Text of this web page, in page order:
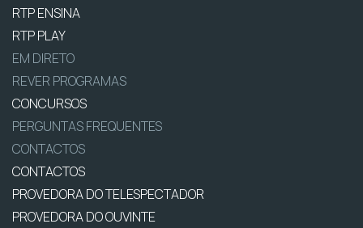
RTP ENSINA
RTP PLAY
EM DIRETO
REVER PROGRAMAS
CONCURSOS
PERGUNTAS FREQUENTES
CONTACTOS
CONTACTOS
PROVEDORA DO TELESPECTADOR
PROVEDORA DO OUVINTE